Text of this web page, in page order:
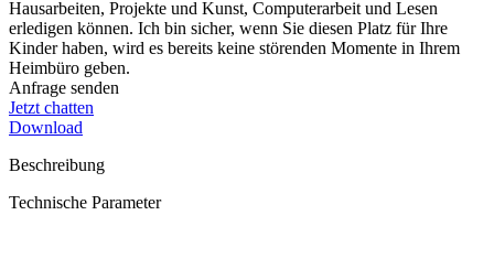
Hausarbeiten, Projekte und Kunst, Computerarbeit und Lesen
erledigen können. Ich bin sicher, wenn Sie diesen Platz für Ihre
Kinder haben, wird es bereits keine störenden Momente in Ihrem
Heimbüro geben.
Anfrage senden
Jetzt chatten
Download
Beschreibung
Technische Parameter